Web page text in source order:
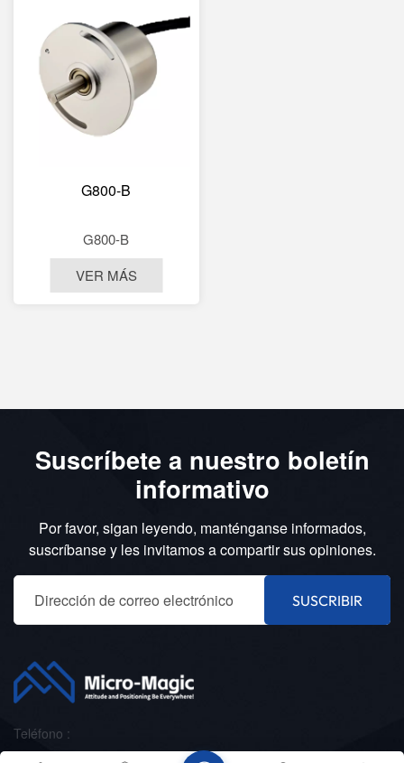
G800-B
G800-B
VER MÁS
Suscríbete a nuestro boletín
informativo
Por favor, sigan leyendo, manténganse informados,
suscríbanse y les invitamos a compartir sus opiniones.
SUSCRIBIR
Teléfono :
+8618151836753